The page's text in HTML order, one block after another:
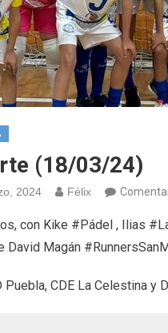
(18/03/24)
2024 Félix
con Kike #Pádel , Ilias
David Magán
Puebla, CDE La Celestina y